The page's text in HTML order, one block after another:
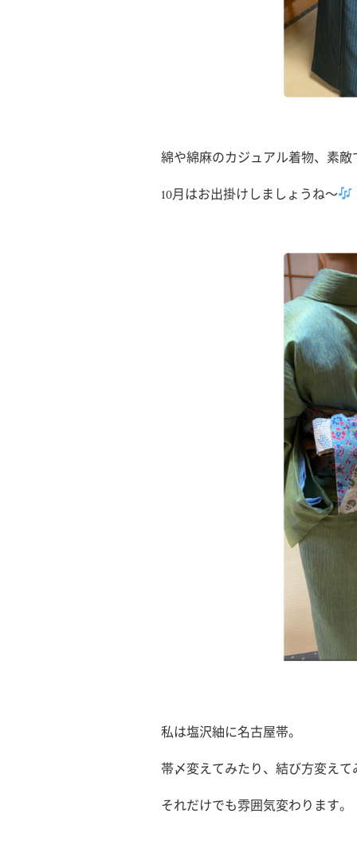
綿や綿麻のカジュアル着物、素敵
10月はお出掛けしましょうね〜
私は塩沢紬に名古屋帯。
帯〆変えてみたり、結び方変えて
それだけでも雰囲気変わります。